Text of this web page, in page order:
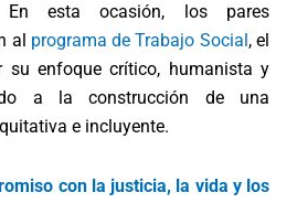
En esta ocasión, los pares
al programa de Trabajo Social , el
su enfoque crítico, humanista y
a la construcción de una
e incluyente.
con la justicia, la vida y los